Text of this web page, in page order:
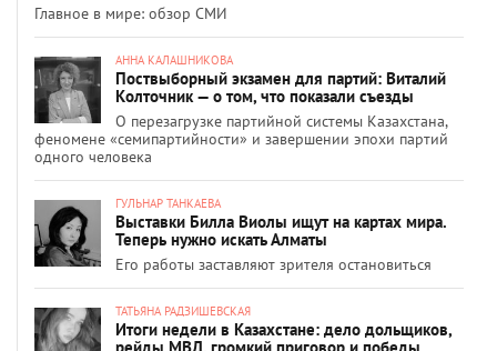
Главное в мире: обзор СМИ
АННА КАЛАШНИКОВА
Поствыборный экзамен для партий: Виталий
Колточник — о том, что показали съезды
О перезагрузке партийной системы Казахстана,
феномене «семипартийности» и завершении эпохи партий
одного человека
ГУЛЬНАР ТАНКАЕВА
Выставки Билла Виолы ищут на картах мира.
Теперь нужно искать Алматы
Его работы заставляют зрителя остановиться
ТАТЬЯНА РАДЗИШЕВСКАЯ
Итоги недели в Казахстане: дело дольщиков,